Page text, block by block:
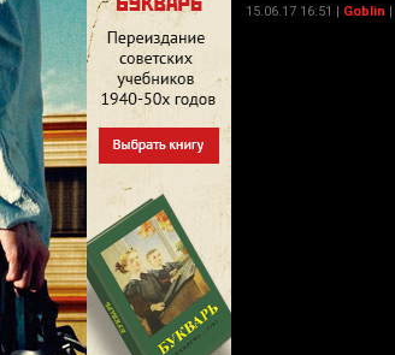
15.06.17 16:51 | Goblin |